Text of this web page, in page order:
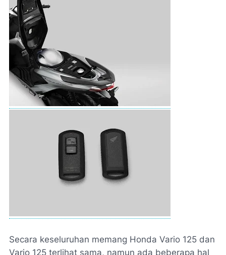
Secara keseluruhan memang Honda Vario 125 dan
Vario 125 terlihat sama, namun ada beberapa hal